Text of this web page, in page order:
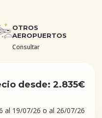
OTROS
AEROPUERTOS
Consultar
desde: 2.835€
al 19/07/26 o al 26/07/26